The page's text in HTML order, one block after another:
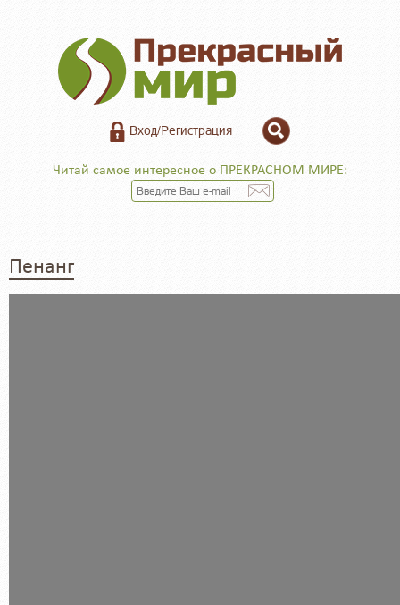
Вход/Регистрация
Читай самое интересное о ПРЕКРАСНОМ МИРЕ:
Пенанг